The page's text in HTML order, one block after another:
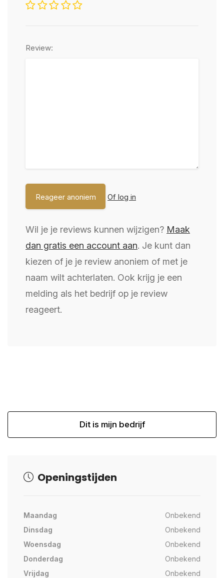
Review:
Of log in
Wil je je reviews kunnen wijzigen? Maak
dan gratis een account aan. Je kunt dan
kiezen of je je review anoniem of met je
naam wilt achterlaten. Ook krijg je een
melding als het bedrijf op je review
reageert.
Dit is mijn bedrijf
Openingstijden
Maandag
Onbekend
Dinsdag
Onbekend
Woensdag
Onbekend
Donderdag
Onbekend
Vrijdag
Onbekend